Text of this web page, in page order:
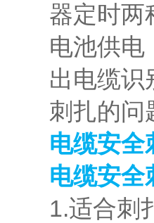
器定时两
电池供电
出电缆
刺扎的问
电缆安全
电缆安全
1.适合刺